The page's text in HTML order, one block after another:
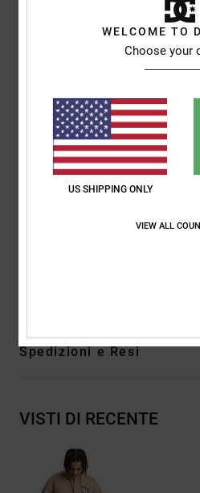
french terry
cotone riciclato, poliestere riciclato
Vestibilità:vestibilità regular
Tasche:Tascone applicato a
Stampe a scarico sul petto
Nastratura spigata sul retro del
Zip a spirale in nylon aperta
Spedizioni e Resi
VISTI DI RECENTE
WELCOME TO
Choose your
US SHIPPING ONLY
VIEW ALL